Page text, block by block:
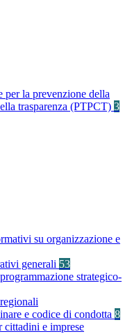
per la prevenzione della
trasparenza (PTPCT) 3
su organizzazione e
generali 53
strategico-
e codice di condotta 8
e imprese